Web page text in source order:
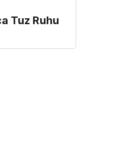
Tuz Ruhu